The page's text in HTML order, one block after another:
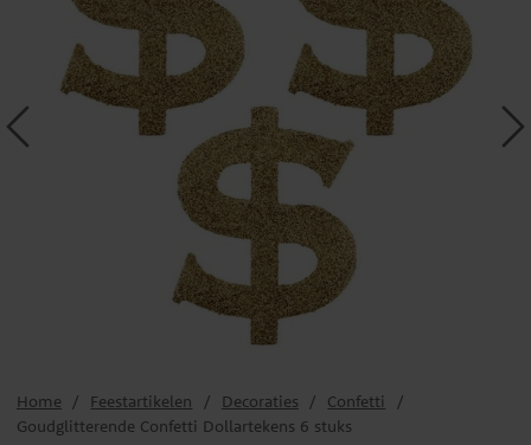
Home Feestartikelen Decoraties
Confetti
Goudglitterende Confetti Dollartekens 6 stuks